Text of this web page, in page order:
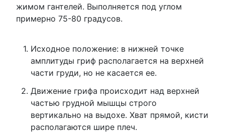
жимом гантелей. Выполняется под углом
примерно 75-80 градусов.
Исходное положение: в нижней точке
амплитуды гриф располагается на верхней
части груди, но не касается ее.
Движение грифа происходит над верхней
частью грудной мышцы строго
вертикально на выдохе. Хват прямой, кисти
располагаются шире плеч.